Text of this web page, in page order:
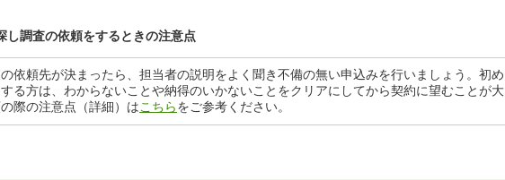
し調査の依頼をするときの注意点
依頼先が決まったら、担当者の説明をよく聞き不備の無い申込みを行いましょう。初め
る方は、わからないことや納得のいかないことをクリアにしてから契約に望むことが大
際の注意点（詳細）はこちらをご参考ください。